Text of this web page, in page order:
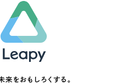
来をおもしろくする。